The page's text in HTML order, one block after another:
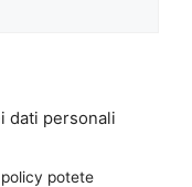
dati personali
potete